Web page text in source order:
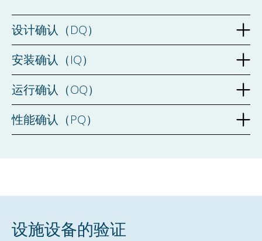
设计确认（DQ）
安装确认（IQ）
运行确认（OQ）
性能确认（PQ）
设施设备的验证